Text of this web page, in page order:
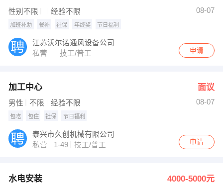
性别不限 经验不限 08-07
加班补助 餐补 社保 年终奖 节日福利
江苏沃尔诺通风设备公司
私营
技工/普工 申请
加工中心 面议
男性 不限 经验不限 08-07
包吃 包住 社保 节日福利
泰兴市久创机械有限公司
私营
1-49 技工/普工 申请
水电安装 4000-5000元